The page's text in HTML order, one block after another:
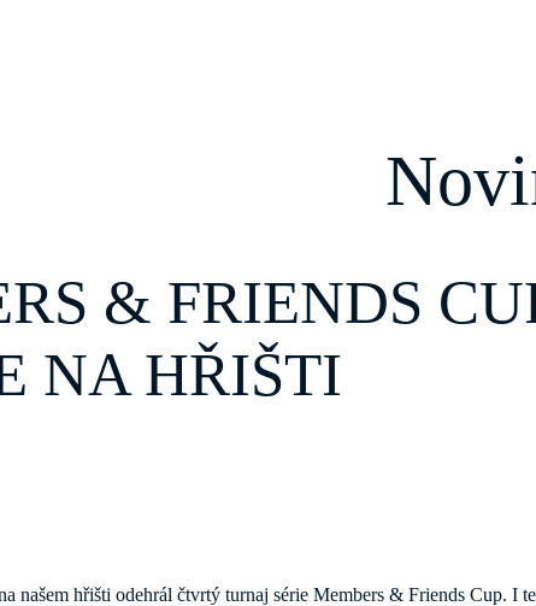
& FRIENDS
NA HŘIŠTI
našem hřišti odehrál čtvrtý turnaj série Members & Friends Cup. I